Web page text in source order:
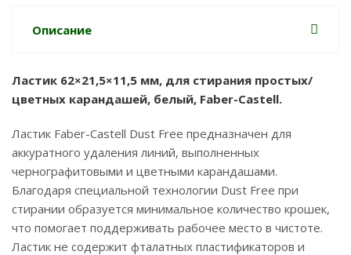
Описание
Ластик 62×21,5×11,5 мм, для стирания простых/
цветных карандашей, белый, Faber-Castell.
Ластик Faber-Castell Dust Free предназначен для
аккуратного удаления линий, выполненных
чернографитовыми и цветными карандашами.
Благодаря специальной технологии Dust Free при
стирании образуется минимальное количество крошек,
что помогает поддерживать рабочее место в чистоте.
Ластик не содержит фталатных пластификаторов и